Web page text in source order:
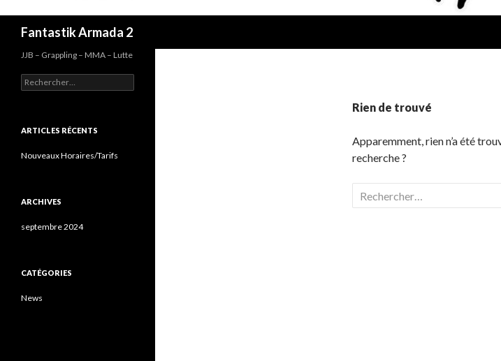
Fantastik Armada 2
Rien de trouvé
Apparemment, rien n’a été
recherche ?
Rechercher :
JJB – Grappling – MMA – Lutte
Rechercher :
ARTICLES RÉCENTS
Nouveaux Horaires/Tarifs
ARCHIVES
septembre 2024
CATÉGORIES
News